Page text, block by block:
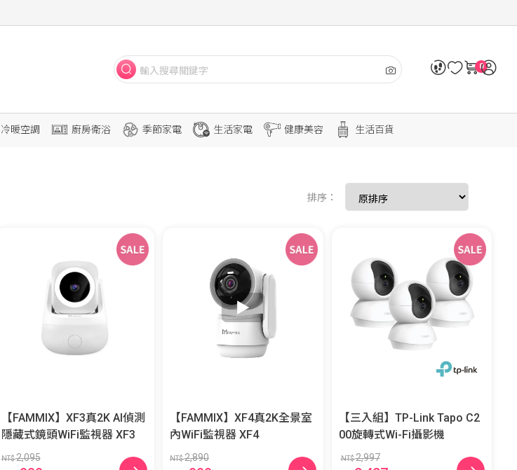
0
冷暖空調 廚房衛浴 季節家電 生活家電 健康美容 生活百貨
排序：
【FAMMIX】XF3真2K AI偵測
隱藏式鏡頭WiFi監視器 XF3
NT$2,095
【FAMMIX】XF4真2K全景室
內WiFi監視器 XF4
NT$2,890
【三入組】TP-Link Tapo C2
00旋轉式Wi-Fi攝影機
NT$2,997